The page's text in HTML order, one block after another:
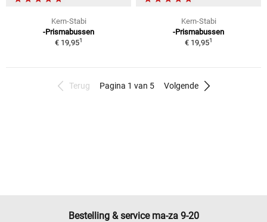
Kern-Stabi
-Prismabussen
€ 19,951
Kern-Stabi
-Prismabussen
€ 19,951
Terug Pagina 1 van 5 Volgende
Bestelling & service ma-za 9-20